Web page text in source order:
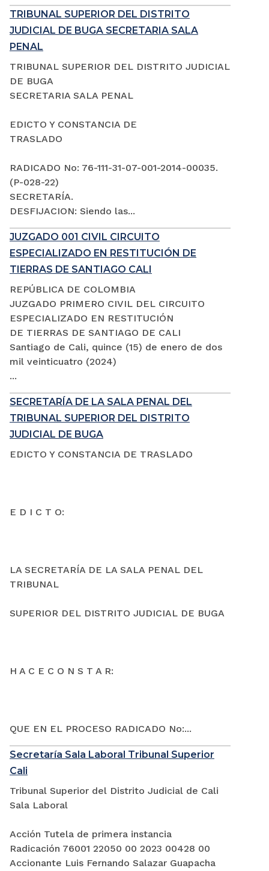
TRIBUNAL SUPERIOR DEL DISTRITO
JUDICIAL DE BUGA SECRETARIA SALA
PENAL
TRIBUNAL SUPERIOR DEL DISTRITO JUDICIAL
DE BUGA
SECRETARIA SALA PENAL
EDICTO Y CONSTANCIA DE
TRASLADO
RADICADO No: 76-111-31-07-001-2014-00035.
(P-028-22)
SECRETARÍA.
DESFIJACION: Siendo las...
JUZGADO 001 CIVIL CIRCUITO
ESPECIALIZADO EN RESTITUCIÓN DE
TIERRAS DE SANTIAGO CALI
REPÚBLICA DE COLOMBIA
JUZGADO PRIMERO CIVIL DEL CIRCUITO
ESPECIALIZADO EN RESTITUCIÓN
DE TIERRAS DE SANTIAGO DE CALI
Santiago de Cali, quince (15) de enero de dos
mil veinticuatro (2024)
...
SECRETARÍA DE LA SALA PENAL DEL
TRIBUNAL SUPERIOR DEL DISTRITO
JUDICIAL DE BUGA
EDICTO Y CONSTANCIA DE TRASLADO
E D I C T O:
LA SECRETARÍA DE LA SALA PENAL DEL
TRIBUNAL
SUPERIOR DEL DISTRITO JUDICIAL DE BUGA
H A C E C O N S T A R:
QUE EN EL PROCESO RADICADO No:...
Secretaría Sala Laboral Tribunal Superior
Cali
Tribunal Superior del Distrito Judicial de Cali
Sala Laboral
Acción Tutela de primera instancia
Radicación 76001 22050 00 2023 00428 00
Accionante Luis Fernando Salazar Guapacha